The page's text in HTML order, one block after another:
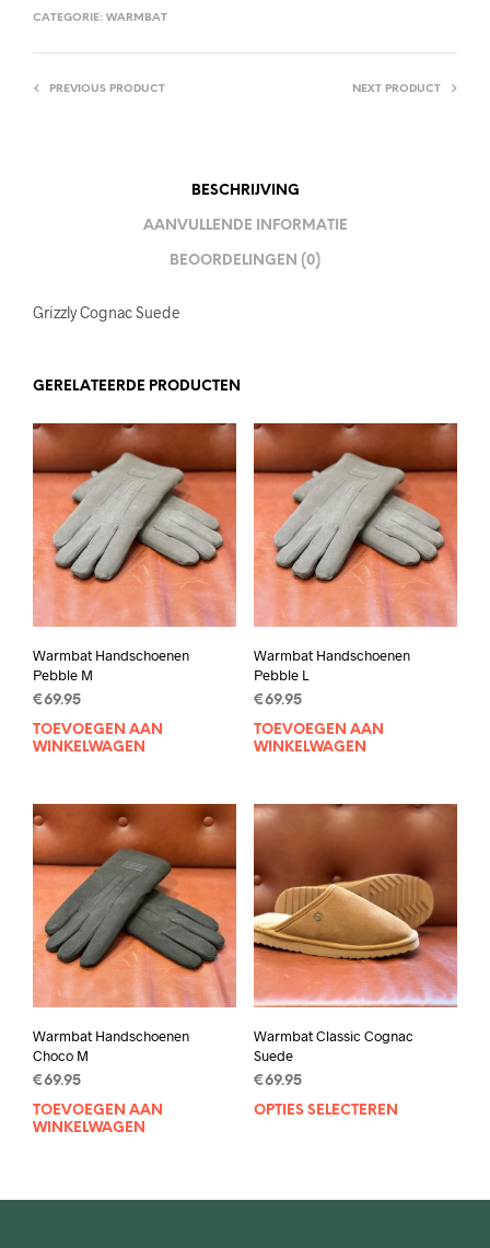
CATEGORIE: WARMBAT
PREVIOUS PRODUCT NEXT PRODUCT
BESCHRIJVING
AANVULLENDE INFORMATIE
BEOORDELINGEN (0)
Grizzly Cognac Suede
GERELATEERDE PRODUCTEN
Warmbat Handschoenen
Pebble M
€69.95
TOEVOEGEN AAN
WINKELWAGEN
Warmbat Handschoenen
Pebble L
€69.95
TOEVOEGEN AAN
WINKELWAGEN
Warmbat Handschoenen
Choco M
€69.95
TOEVOEGEN AAN
WINKELWAGEN
Warmbat Classic Cognac
Suede
€69.95
OPTIES SELECTEREN